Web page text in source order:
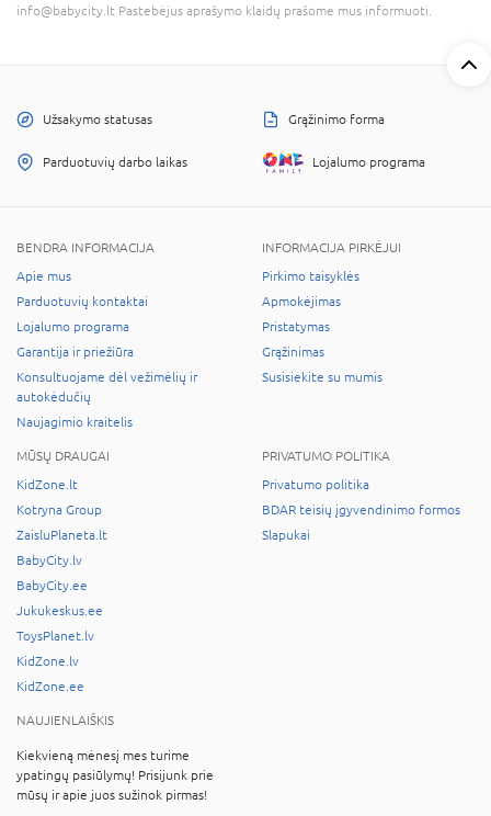
info@babycity.lt Pastebėjus aprašymo klaidų prašome mus informuoti.
Užsakymo statusas Grąžinimo forma
Parduotuvių darbo laikas Lojalumo programa
BENDRA INFORMACIJA
Apie mus
Parduotuvių kontaktai
Lojalumo programa
Garantija ir priežiūra
Konsultuojame dėl vežimėlių ir
autokėdučių
Naujagimio kraitelis
INFORMACIJA PIRKĖJUI
Pirkimo taisyklės
Apmokėjimas
Pristatymas
Grąžinimas
Susisiekite su mumis
MŪSŲ DRAUGAI
KidZone.lt
Kotryna Group
ZaisluPlaneta.lt
BabyCity.lv
BabyCity.ee
Jukukeskus.ee
ToysPlanet.lv
KidZone.lv
KidZone.ee
PRIVATUMO POLITIKA
Privatumo politika
BDAR teisių įgyvendinimo formos
Slapukai
NAUJIENLAIŠKIS
Kiekvieną mėnesį mes turime
ypatingų pasiūlymų! Prisijunk prie
mūsų ir apie juos sužinok pirmas!